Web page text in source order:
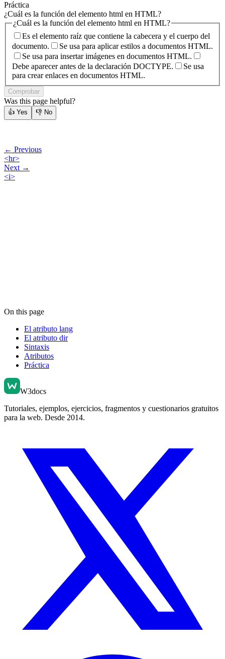
Práctica
¿Cuál es la función del elemento html en HTML?
¿Cuál es la función del elemento html en HTML?
Es el elemento raíz que contiene la cabecera y el cuerpo del
documento.
Se usa para aplicar estilos a documentos HTML.
Se usa para insertar imágenes en documentos HTML.
Debe aparecer antes de la declaración DOCTYPE.
Se usa
para crear enlaces en documentos HTML.
Comprobar
Was this page helpful?
👍 Yes 👎 No
← Previous
<hr>
Next →
<i>
On this page
El atributo lang
El atributo dir
Sintaxis
Atributos
Práctica
W3docs
Tutoriales, ejemplos, ejercicios, fragmentos y cuestionarios gratuitos
para la web. Desde 2014.